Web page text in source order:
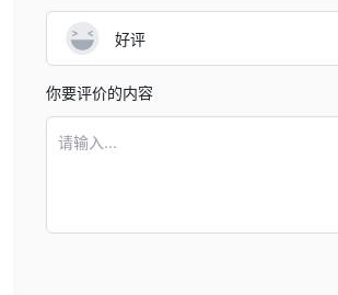
好评
你要评价的内容
请输入...